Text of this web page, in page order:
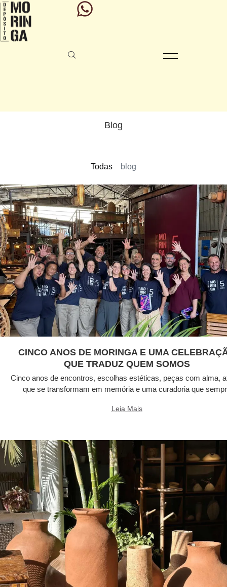
Blog
blog
Todas
CINCO ANOS DE MORINGA E UMA
QUE TRADUZ QUEM SOMOS
Cinco anos de encontros, escolhas estéticas, peças com alma,
que se transformam em memória e uma curadoria que
Leia Mais